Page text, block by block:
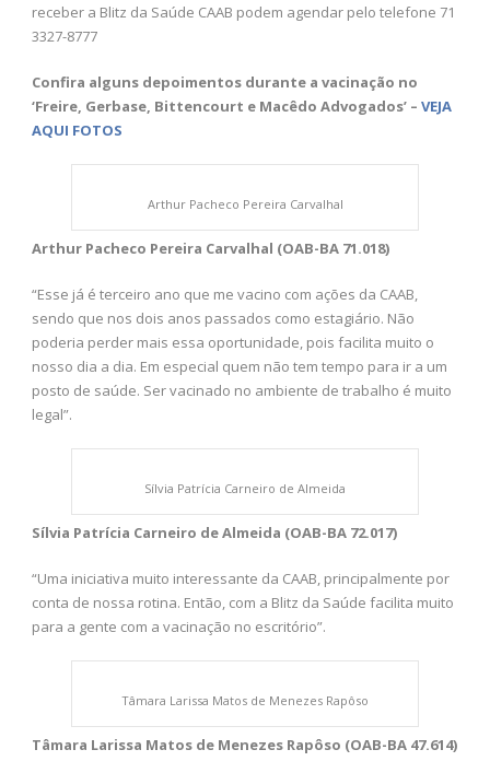
receber a Blitz da Saúde CAAB podem agendar pelo telefone 71
3327-8777
Confira alguns depoimentos durante a vacinação no
‘Freire, Gerbase, Bittencourt e Macêdo Advogados’ – VEJA
AQUI FOTOS
Arthur Pacheco Pereira Carvalhal
Arthur Pacheco Pereira Carvalhal (OAB-BA 71.018)
“Esse já é terceiro ano que me vacino com ações da CAAB,
sendo que nos dois anos passados como estagiário. Não
poderia perder mais essa oportunidade, pois facilita muito o
nosso dia a dia. Em especial quem não tem tempo para ir a um
posto de saúde. Ser vacinado no ambiente de trabalho é muito
legal”.
Sílvia Patrícia Carneiro de Almeida
Sílvia Patrícia Carneiro de Almeida (OAB-BA 72.017)
“Uma iniciativa muito interessante da CAAB, principalmente por
conta de nossa rotina. Então, com a Blitz da Saúde facilita muito
para a gente com a vacinação no escritório”.
Tâmara Larissa Matos de Menezes Rapôso
Tâmara Larissa Matos de Menezes Rapôso (OAB-BA 47.614)